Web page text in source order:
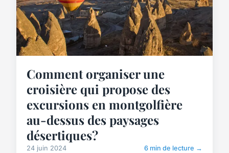
Comment organiser une
croisière qui propose des
excursions en montgolfière
au-dessus des paysages
désertiques?
24 juin 2024 6 min de lecture →